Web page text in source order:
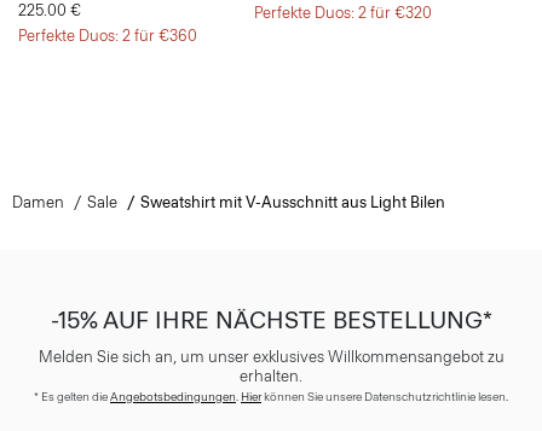
225.00 €
Perfekte Duos: 2 für €360
Perfekte Duos: 2 für €320
Damen Sale Sweatshirt mit V-Ausschnitt aus Light Bilen
-15% AUF IHRE NÄCHSTE BESTELLUNG*
Melden Sie sich an, um unser exklusives Willkommensangebot zu
erhalten.
* Es gelten dieAngebotsbedingungen. Hierkönnen Sie unsere Datenschutzrichtlinie lesen.